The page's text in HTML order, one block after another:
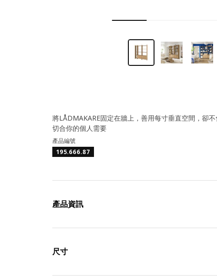
將LÅDMAKARE固定在牆上，善用每寸垂直空間，卻
切合你的個人需要
產品編號
195.666.87
產品資訊
尺寸